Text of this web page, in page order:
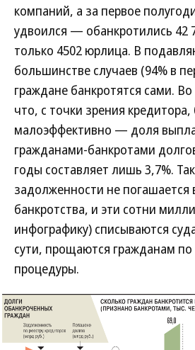
компаний, а за первое
удвоился — обанкротились 42
только 4502 юрлица. В
большинстве случаев (94% в
граждане банкротятся сами.
что, с точки зрения кредитора,
малоэффективно — доля
гражданами-банкротами
годы составляет лишь 3,7%.
задолженности не погашается
банкротства, и эти сотни
инфографику) списываются
сути, прощаются гражданам по
процедуры.